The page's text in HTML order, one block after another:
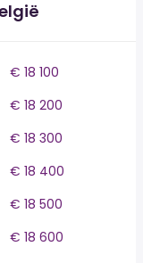
€ 18 100
€ 18 200
€ 18 300
€ 18 400
€ 18 500
€ 18 600